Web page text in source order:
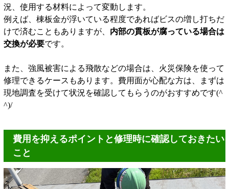
況、使用する材料によって変動します。
例えば、棟板金が浮いている程度であればビスの増し打ちだ
けで済むこともありますが、 内部の貫板が腐っている場合は
交換が必要です。
また、強風被害による飛散などの場合は、火災保険を使って
修理できるケースもあります。費用面が心配な方は、まずは
現地調査を受けて状況を確認してもらうのがおすすめです(^
^)/
費用を抑えるポイントと修理時に確認しておきたい
こと